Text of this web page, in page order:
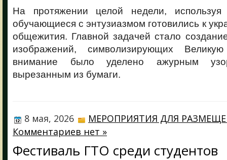
На протяжении целой недели, используя
обучающиеся с энтузиазмом готовились к
общежития. Главной задачей стало
изображений, символизирующих
внимание было уделено ажурным
вырезанным из бумаги.
8 мая, 2026
МЕРОПРИЯТИЯ ДЛЯ
Комментариев нет »
Фестиваль ГТО среди студентов